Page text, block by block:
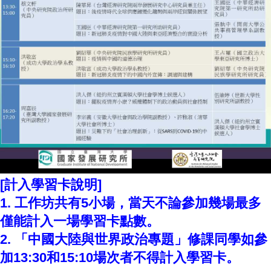
班
職
專
班
研
國
發
展
究
期
刊
口
[計入學習卡說明]
1. 工作坊共有5小場，當天不論參加幾場最多
僅能計入一場學習卡點數。
2. 「中國大陸與世界政治專題」修課同學如參
加13:30和15:10場次者不得計入學習卡。